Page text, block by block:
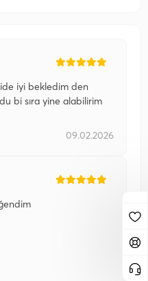
iyi bekledim den
bi sıra yine alabilirim
09.02.2026